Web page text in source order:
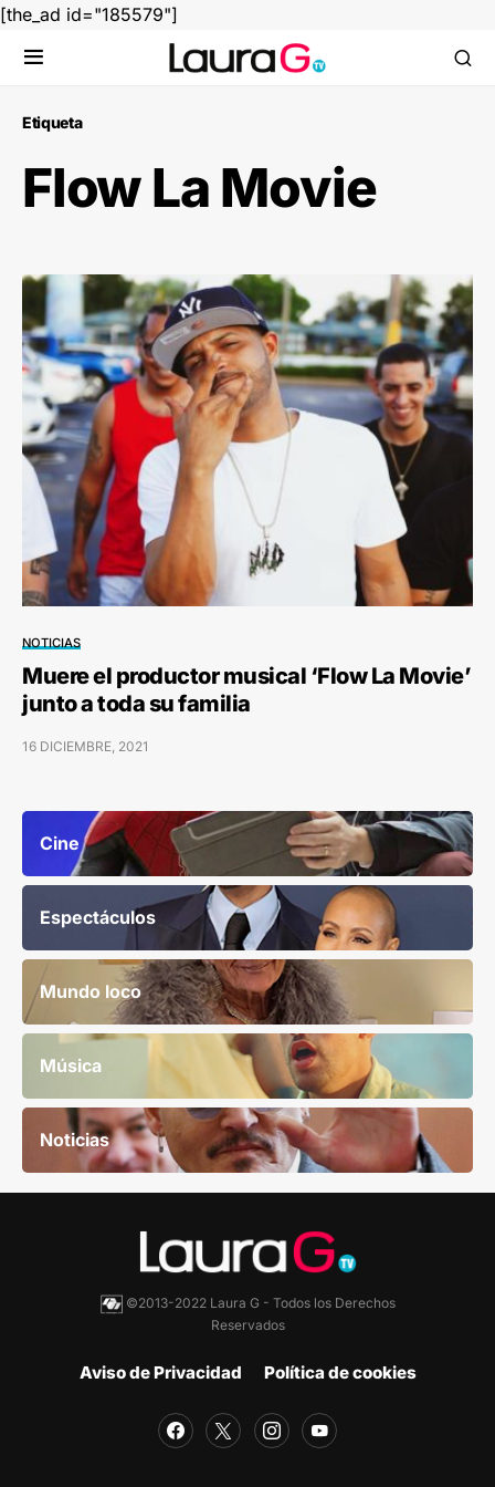
[the_ad id="185579"]
Etiqueta
Flow La Movie
NOTICIAS
Muere el productor musical ‘Flow La Movie’
junto a toda su familia
16 DICIEMBRE, 2021
Cine
Espectáculos
Mundo loco
Música
Noticias
©2013-2022 Laura G - Todos los Derechos
Reservados
Aviso de Privacidad Política de cookies